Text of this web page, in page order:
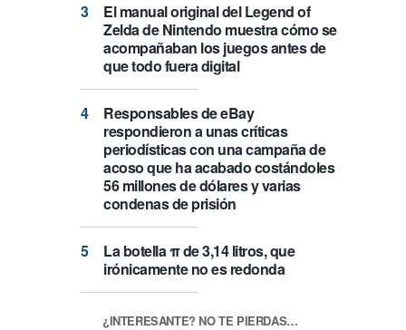
El manual original del Legend of
Zelda de Nintendo muestra cómo se
acompañaban los juegos antes de
que todo fuera digital
Responsables de eBay
respondieron a unas críticas
periodísticas con una campaña de
acoso que ha acabado costándoles
56 millones de dólares y varias
condenas de prisión
La botella π de 3,14 litros, que
irónicamente no es redonda
¿INTERESANTE? NO TE PIERDAS…